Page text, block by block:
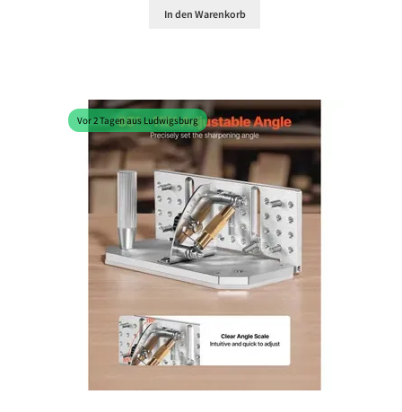
In den Warenkorb
Vor 2 Tagen aus Ludwigsburg